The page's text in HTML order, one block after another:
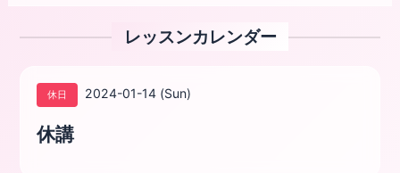
レッスンカレンダー
休日 2024-01-14 (Sun)
休講